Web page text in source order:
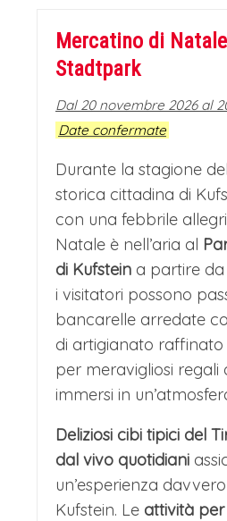
Mercatino di
Stadtpark
Dal 20 novembre 2026 al
Date confermate
Durante la stagione
storica cittadina di
con una febbrile
Natale è nell’aria al
di Kufstein a partire
i visitatori possono
bancarelle arredate
di artigianato raffinato
per meravigliosi regali
immersi in
Deliziosi cibi tipici del
dal vivo quotidiani
un’esperienza
Kufstein. Le attività